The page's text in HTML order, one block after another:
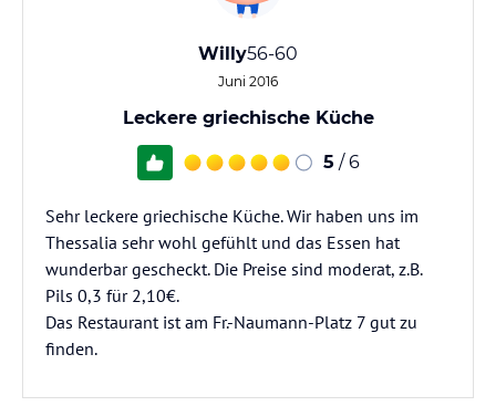
Willy56-60
Juni 2016
Leckere griechische Küche
5 / 6
Sehr leckere griechische Küche. Wir haben uns im
Thessalia sehr wohl gefühlt und das Essen hat
wunderbar gescheckt. Die Preise sind moderat, z.B.
Pils 0,3 für 2,10€.
Das Restaurant ist am Fr.-Naumann-Platz 7 gut zu
finden.